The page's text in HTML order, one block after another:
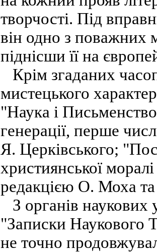
творчості. Під
він одно з поважних
піднісши її на
Крім згаданих
мистецького
"Наука і
генерації, перше
Я. Церківського;
християнської
редакцією О. Моха
З органів наукових
"Записки Наукового
не точно